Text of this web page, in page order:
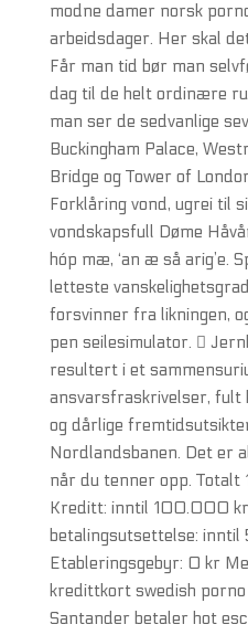
modne damer norsk
arbeidsdager. Her skal
Får man tid bør man
dag til de helt ordinære
man ser de sedvanlige
Buckingham Palace,
Bridge og Tower of
Forklåring vond, ugrei til
vondskapsfull Døme
hóp mæ, ‘an æ så arig’e.
letteste
forsvinner fra likningen,
pen seilesimulator. 
resultert i et
ansvarsfraskrivelser, fult
og dårlige
Nordlandsbanen. Det er
når du tenner opp. Totalt
Kreditt: inntil 100.000
betalingsutsettelse:
Etableringsgebyr: 0 kr
kredittkort swedish
Santander betaler hot